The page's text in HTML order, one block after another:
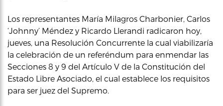
Los representantes María Milagros Charbonier, Carlos
‘Johnny’ Méndez y Ricardo Llerandi radicaron hoy,
jueves, una Resolución Concurrente la cual viabilizaría
la celebración de un referéndum para enmendar las
Secciones 8 y 9 del Artículo V de la Constitución del
Estado Libre Asociado, el cual establece los requisitos
para ser juez del Supremo.